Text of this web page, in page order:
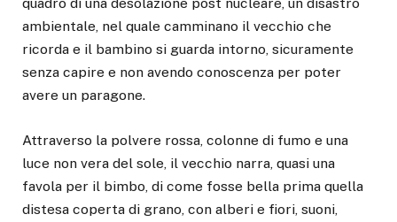
quadro di una desolazione post nucleare, un disastro
ambientale, nel quale camminano il vecchio che
ricorda e il bambino si guarda intorno, sicuramente
senza capire e non avendo conoscenza per poter
avere un paragone.
Attraverso la polvere rossa, colonne di fumo e una
luce non vera del sole, il vecchio narra, quasi una
favola per il bimbo, di come fosse bella prima quella
distesa coperta di grano, con alberi e fiori, suoni,